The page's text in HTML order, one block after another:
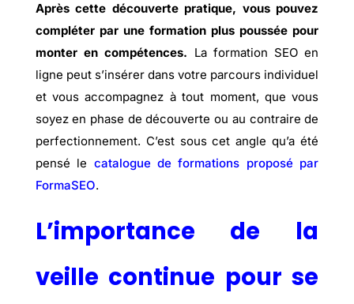
Après cette découverte pratique, vous pouvez
compléter par une formation plus poussée pour
monter en compétences. La formation SEO en
ligne peut s’insérer dans votre parcours individuel
et vous accompagnez à tout moment, que vous
soyez en phase de découverte ou au contraire de
perfectionnement. C’est sous cet angle qu’a été
pensé le catalogue de formations proposé par
FormaSEO.
L’importance de la
veille continue pour se